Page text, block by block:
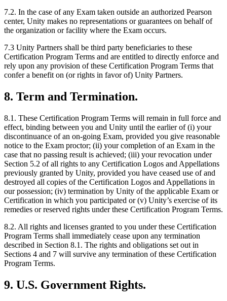
7.2. In the case of any Exam taken outside an authorized Pearson
center, Unity makes no representations or guarantees on behalf of
the organization or facility where the Exam occurs.
7.3 Unity Partners shall be third party beneficiaries to these
Certification Program Terms and are entitled to directly enforce and
rely upon any provision of these Certification Program Terms that
confer a benefit on (or rights in favor of) Unity Partners.
8. Term and Termination.
8.1. These Certification Program Terms will remain in full force and
effect, binding between you and Unity until the earlier of (i) your
discontinuance of an on-going Exam, provided you give reasonable
notice to the Exam proctor; (ii) your completion of an Exam in the
case that no passing result is achieved; (iii) your revocation under
Section 5.2 of all rights to any Certification Logos and Appellations
previously granted by Unity, provided you have ceased use of and
destroyed all copies of the Certification Logos and Appellations in
our possession; (iv) termination by Unity of the applicable Exam or
Certification in which you participated or (v) Unity’s exercise of its
remedies or reserved rights under these Certification Program Terms.
8.2. All rights and licenses granted to you under these Certification
Program Terms shall immediately cease upon any termination
described in Section 8.1. The rights and obligations set out in
Sections 4 and 7 will survive any termination of these Certification
Program Terms.
9. U.S. Government Rights.